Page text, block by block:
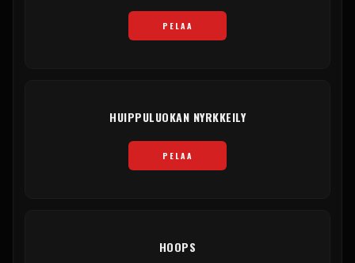
PELAA
HUIPPULUOKAN NYRKKEILY
PELAA
HOOPS